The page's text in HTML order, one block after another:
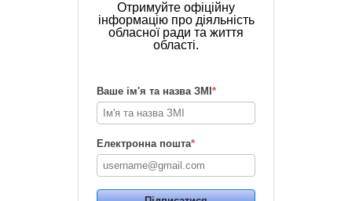
Отримуйте офіційну
інформацію про діяльність
обласної ради та життя
області.
Ваше ім'я та назва ЗМІ *
Електронна пошта*